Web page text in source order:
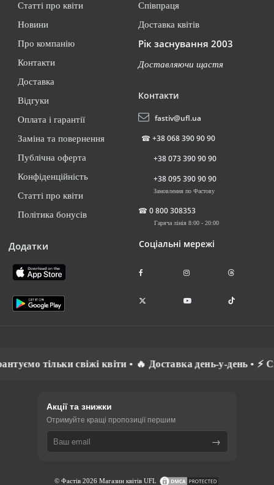
Статті про квіти
Новини
Про компанію
Контакти
Доставка
Відгуки
Оплата і гарантії
Заміна та повернення
Публічна оферта
Конфіденційність
Статті про квіти
Політика бонусів
Додатки
Співпраця
Доставка квітів
Рік заснування 2003
Доставляючи щастя
Контакти
fastiv@ufl.ua
☎ +38 068 390 90 90
+38 073 390 90 90
+38 095 390 90 90
Замовлення по Фастову
☎ 0 800 308353
Гаряча лінія 8:00 - 20:00
Соціальні мережі
свіжі квіти • 🔥 Доставка день-у-день • ⚡
Акції та знижки
Отримуйте кращі пропозиції першим
→
© Фастів 2026 Магазин квітів UFL